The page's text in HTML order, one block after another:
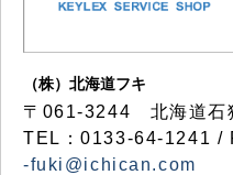
（株）北海道フキ
〒061-3244 北海道石
TEL：0133-64-1241 /
-fuki@ichican.com